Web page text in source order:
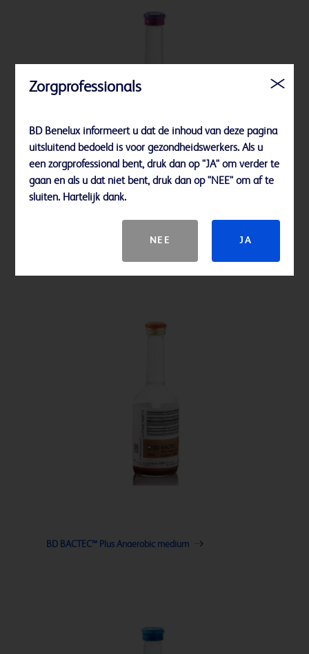
BD BACTEC™ Lytic Anaerobic medium
BD BACTEC™ Plus Anaerobic medium
Zorgprofessionals
BD Benelux informeert u dat de inhoud van deze pagina
uitsluitend bedoeld is voor gezondheidswerkers. Als u
een zorgprofessional bent, druk dan op "JA" om verder te
gaan en als u dat niet bent, druk dan op "NEE" om af te
sluiten. Hartelijk dank.
NEE JA